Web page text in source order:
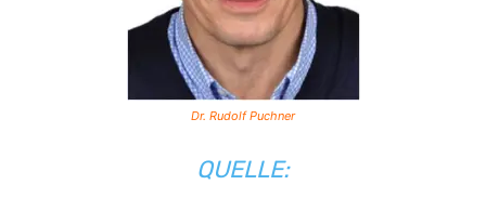
Dr. Rudolf Puchner
QUELLE: